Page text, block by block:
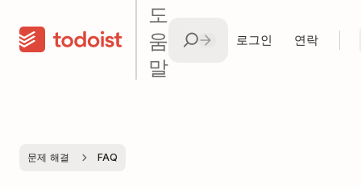
도
움
말
로그인 연락
문제 해결 FAQ